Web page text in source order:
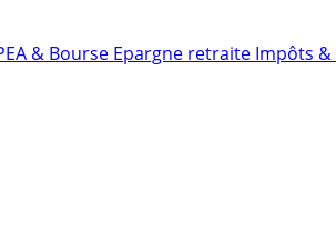
& Bourse Epargne retraite Impôts &